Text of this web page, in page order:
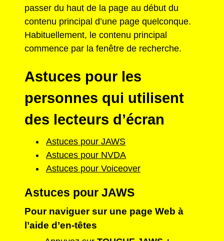
passer du haut de la page au début du
contenu principal d’une page quelconque.
Habituellement, le contenu principal
commence par la fenêtre de recherche.
Astuces pour les
personnes qui utilisent
des lecteurs d’écran
Astuces pour JAWS
Astuces pour NVDA
Astuces pour Voiceover
Astuces pour JAWS
Pour naviguer sur une page Web à
l’aide d’en-têtes